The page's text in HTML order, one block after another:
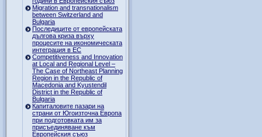
Migration and transnationalism
between Switzerland and
Bulgaria
Последиците от европейската
дългова криза върху
процесите на икономическата
интеграция в ЕС
Competitiveness and Innovation
at Local and Regional Level –
The Case of Northeast Planning
Region in the Republic of
Macedonia and Kyustendil
District in the Republic of
Bulgaria
Капиталовите пазари на
страни от Югоизточна Европа
при подготовката им за
присъединяване към
Европейския съюз